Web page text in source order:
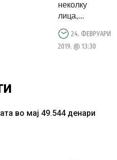
неколку
лица,...
24. ФЕВРУАРИ
2019. @ 13:30
во мај 49.544 денари